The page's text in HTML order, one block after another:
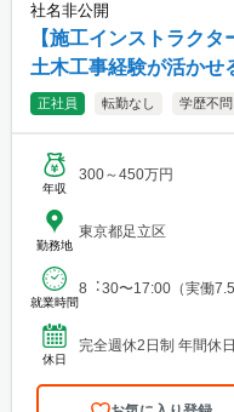
社名非公開
【施工インストラク
土木工事経験が活かせ
正社員 転勤なし 学歴不問
年収
300～450万円
勤務地
東京都足立区
就業時間
8︓30〜17:00（実働
休日
完全週休2日制 年間休